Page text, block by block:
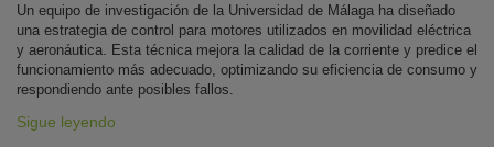
Un equipo de investigación de la Universidad de Málaga ha diseñado
una estrategia de control para motores utilizados en movilidad eléctrica
y aeronáutica. Esta técnica mejora la calidad de la corriente y predice el
funcionamiento más adecuado, optimizando su eficiencia de consumo y
respondiendo ante posibles fallos.
Sigue leyendo